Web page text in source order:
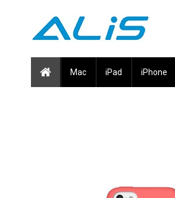
Mac iPad iPhone